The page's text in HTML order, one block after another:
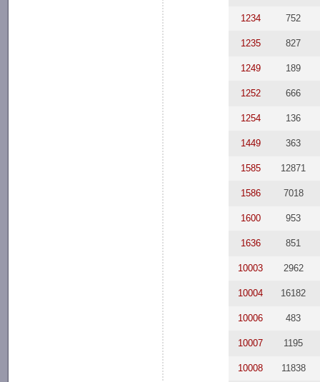
1234 752
1235 827
1249 189
1252 666
1254 136
1449 363
1585 12871
1586 7018
1600 953
1636 851
10003 2962
10004 16182
10006 483
10007 1195
10008 11838